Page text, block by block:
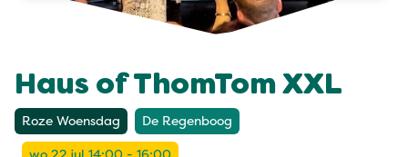
Haus of ThomTom XXL
Roze Woensdag De Regenboog